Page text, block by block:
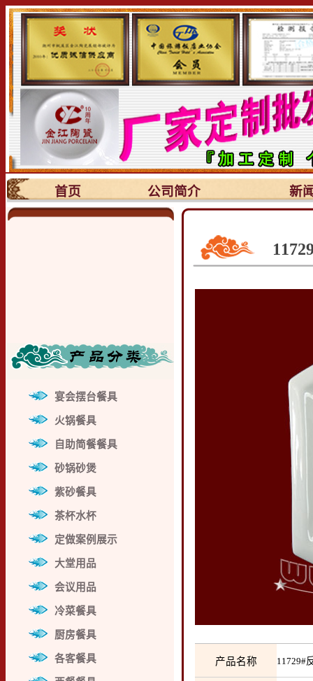
首页 公司简介 新
宴会摆台餐具
火锅餐具
自助简餐餐具
砂锅砂煲
紫砂餐具
茶杯水杯
定做案例展示
大堂用品
会议用品
冷菜餐具
厨房餐具
各客餐具 产品名称